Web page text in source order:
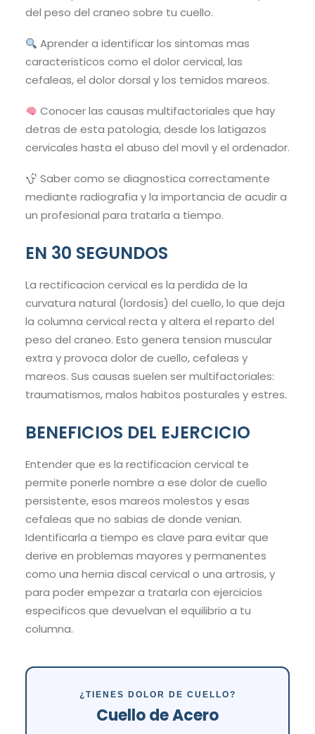
del peso del craneo sobre tu cuello.
Aprender a identificar los sintomas mas
caracteristicos como el dolor cervical, las
cefaleas, el dolor dorsal y los temidos mareos.
Conocer las causas multifactoriales que hay
detras de esta patologia, desde los latigazos
cervicales hasta el abuso del movil y el ordenador.
Saber como se diagnostica correctamente
mediante radiografia y la importancia de acudir a
un profesional para tratarla a tiempo.
EN 30 SEGUNDOS
La rectificacion cervical es la perdida de la
curvatura natural (lordosis) del cuello, lo que deja
la columna cervical recta y altera el reparto del
peso del craneo. Esto genera tension muscular
extra y provoca dolor de cuello, cefaleas y
mareos. Sus causas suelen ser multifactoriales:
traumatismos, malos habitos posturales y estres.
BENEFICIOS DEL EJERCICIO
Entender que es la rectificacion cervical te
permite ponerle nombre a ese dolor de cuello
persistente, esos mareos molestos y esas
cefaleas que no sabias de donde venian.
Identificarla a tiempo es clave para evitar que
derive en problemas mayores y permanentes
como una hernia discal cervical o una artrosis, y
para poder empezar a tratarla con ejercicios
especificos que devuelvan el equilibrio a tu
columna.
¿TIENES DOLOR DE CUELLO?
Cuello de Acero